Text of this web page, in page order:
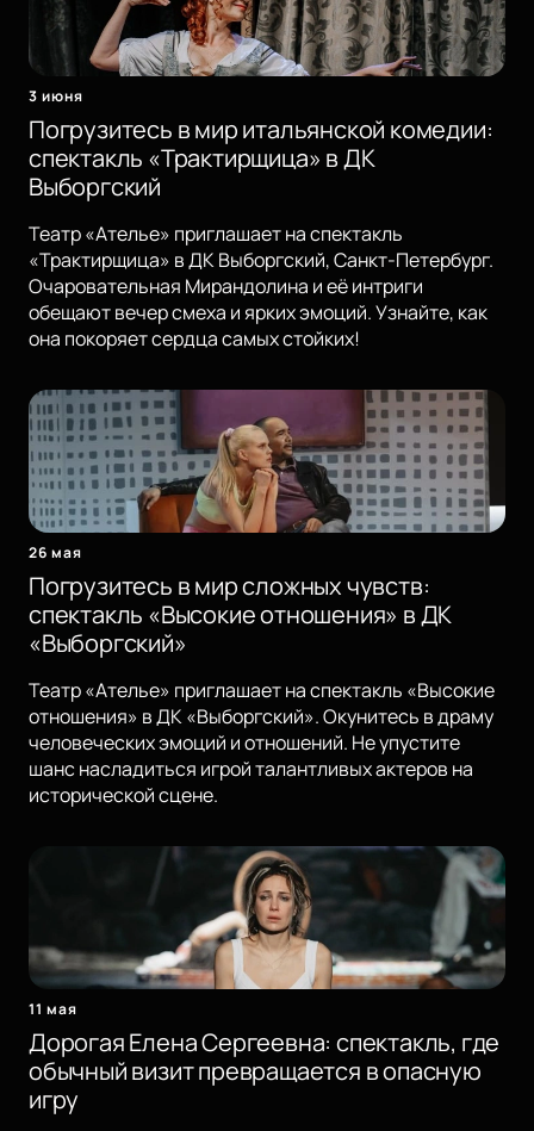
3 июня
Погрузитесь в мир итальянской комедии:
спектакль «Трактирщица» в ДК
Выборгский
Театр «Ателье» приглашает на спектакль
«Трактирщица» в ДК Выборгский, Санкт-Петербург.
Очаровательная Мирандолина и её интриги
обещают вечер смеха и ярких эмоций. Узнайте, как
она покоряет сердца самых стойких!
26 мая
Погрузитесь в мир сложных чувств:
спектакль «Высокие отношения» в ДК
«Выборгский»
Театр «Ателье» приглашает на спектакль «Высокие
отношения» в ДК «Выборгский». Окунитесь в драму
человеческих эмоций и отношений. Не упустите
шанс насладиться игрой талантливых актеров на
исторической сцене.
11 мая
Дорогая Елена Сергеевна: спектакль, где
обычный визит превращается в опасную
игру